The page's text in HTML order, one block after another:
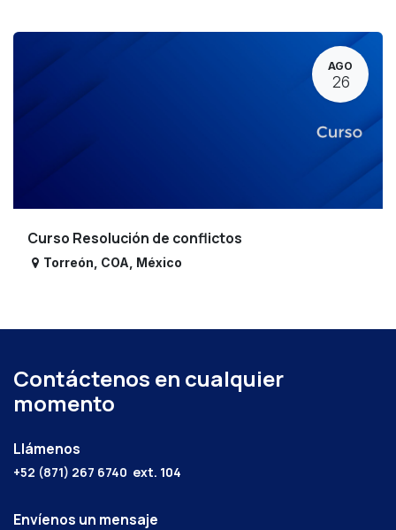
AGO
26
Curso Resolución de conflictos
Torreón COA México
Contáctenos en cualquier
momento
Llámenos
+52 (871) 267 6740 ext. 104
Envíenos un mensaje